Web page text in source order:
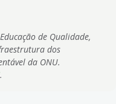
de Qualidade,
dos
da ONU.
.